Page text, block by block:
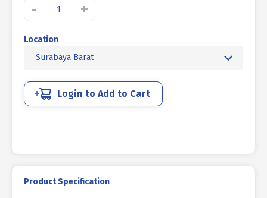
-
Kuantitas
L
12.9
3/16
X
+
Location
Surabaya Barat
Login to Add to Cart
Product Specification